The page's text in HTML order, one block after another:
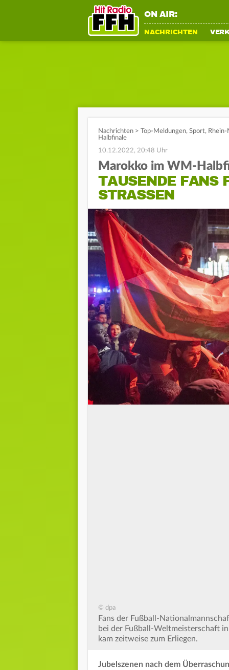
ON AIR:
NACHRICHTEN
Nachrichten > Top-Meldungen, Sport, Rhein-
Halbfinale
10.12.2022, 20:48 Uhr
Marokko im WM-
TAUSENDE FANS
STRASSEN
© dpa
Fans der Fußball-
bei der Fußball-Weltmeisterschaft
kam zeitweise zum Erliegen.
Jubelszenen nach dem